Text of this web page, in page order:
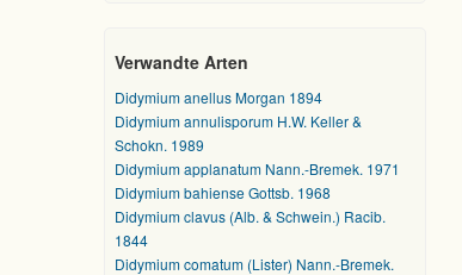
Verwandte Arten
Didymium anellus Morgan 1894
Didymium annulisporum H.W. Keller &
Schokn. 1989
Didymium applanatum Nann.-Bremek. 1971
Didymium bahiense Gottsb. 1968
Didymium clavus (Alb. & Schwein.) Racib.
1844
Didymium comatum (Lister) Nann.-Bremek.